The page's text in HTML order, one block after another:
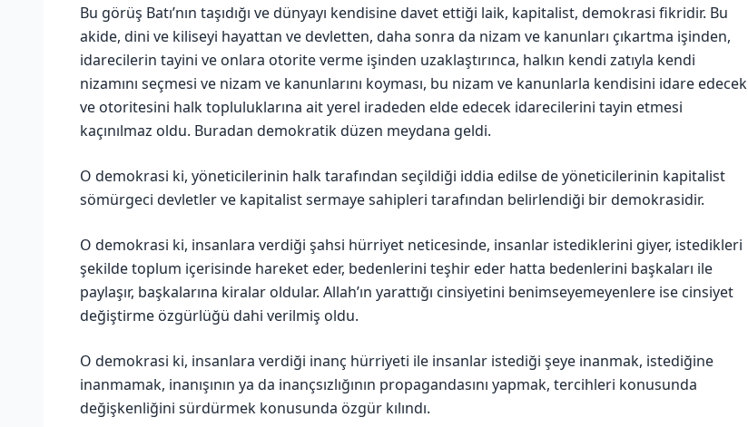
Bu görüş Batı’nın taşıdığı ve dünyayı kendisine davet ettiği laik, kapitalist, demokrasi fikridir. Bu
akide, dini ve kiliseyi hayattan ve devletten, daha sonra da nizam ve kanunları çıkartma işinden,
idarecilerin tayini ve onlara otorite verme işinden uzaklaştırınca, halkın kendi zatıyla kendi
nizamını seçmesi ve nizam ve kanunlarını koyması, bu nizam ve kanunlarla kendisini idare edecek
ve otoritesini halk topluluklarına ait yerel iradeden elde edecek idarecilerini tayin etmesi
kaçınılmaz oldu. Buradan demokratik düzen meydana geldi.
O demokrasi ki, yöneticilerinin halk tarafından seçildiği iddia edilse de yöneticilerinin kapitalist
sömürgeci devletler ve kapitalist sermaye sahipleri tarafından belirlendiği bir demokrasidir.
O demokrasi ki, insanlara verdiği şahsi hürriyet neticesinde, insanlar istediklerini giyer, istedikleri
şekilde toplum içerisinde hareket eder, bedenlerini teşhir eder hatta bedenlerini başkaları ile
paylaşır, başkalarına kiralar oldular. Allah’ın yarattığı cinsiyetini benimseyemeyenlere ise cinsiyet
değiştirme özgürlüğü dahi verilmiş oldu.
O demokrasi ki, insanlara verdiği inanç hürriyeti ile insanlar istediği şeye inanmak, istediğine
inanmamak, inanışının ya da inançsızlığının propagandasını yapmak, tercihleri konusunda
değişkenliğini sürdürmek konusunda özgür kılındı.